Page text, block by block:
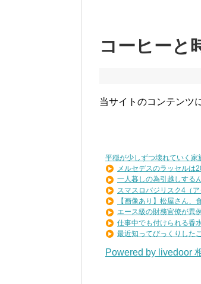
コーヒーと
当サイトのコンテンツ
平穏が少しずつ壊れていく家
メルセデスのラッセルは
一人暮しの為引越しする
スマスロバジリスク4（ア
【画像あり】松屋さん、
エース級の財務官僚が
仕事中でも付けられる香
最近知ってびっくりした
Powered by livedoor